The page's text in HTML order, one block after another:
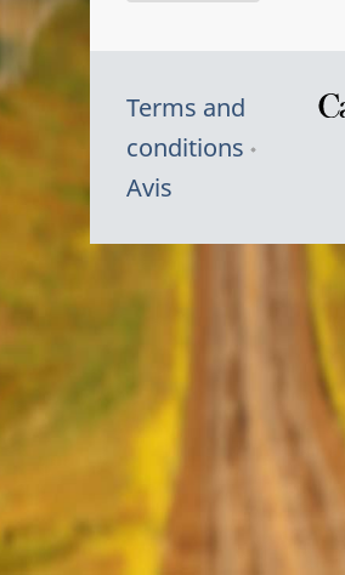
Terms and
conditions
Avis